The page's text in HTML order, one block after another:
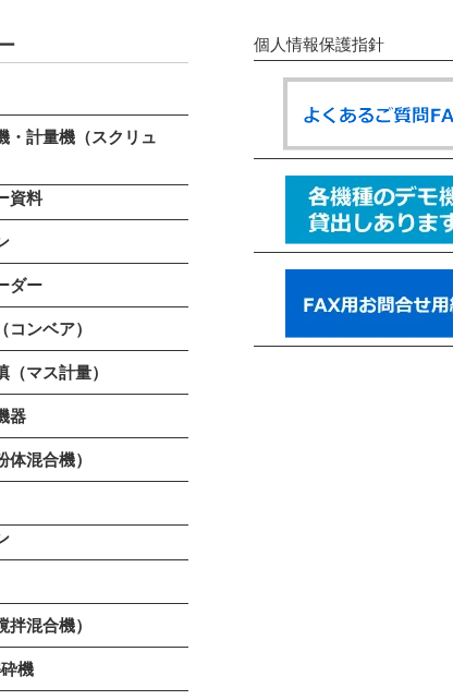
・計量機（スクリュ
資料
ダー
コンベア）
（マス計量）
器
体混合機）
拌混合機）
機
個人情報保護指針